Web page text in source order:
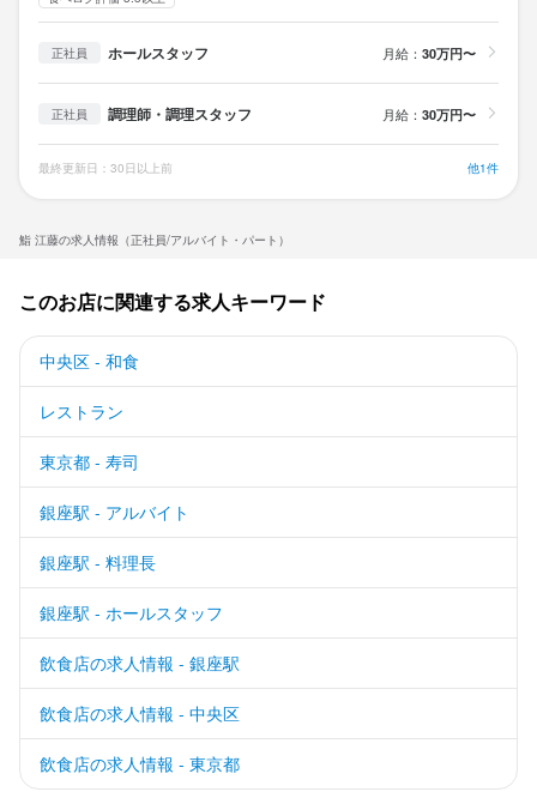
鮨 江藤の求人情報（正社員/アルバイト・パート）
正社員 ホールスタッフ 月給： 30万円〜
正社員 調理師・調理スタッフ 月給： 30万円〜
最終更新日：30日以上前 他1件
このお店に関連する求人キーワード
中央区 - 和食
レストラン
東京都 - 寿司
銀座駅 - アルバイト
銀座駅 - 料理長
銀座駅 - ホールスタッフ
飲食店の求人情報 - 銀座駅
飲食店の求人情報 - 中央区
飲食店の求人情報 - 東京都